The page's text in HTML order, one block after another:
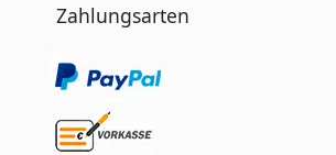
Zahlungsarten